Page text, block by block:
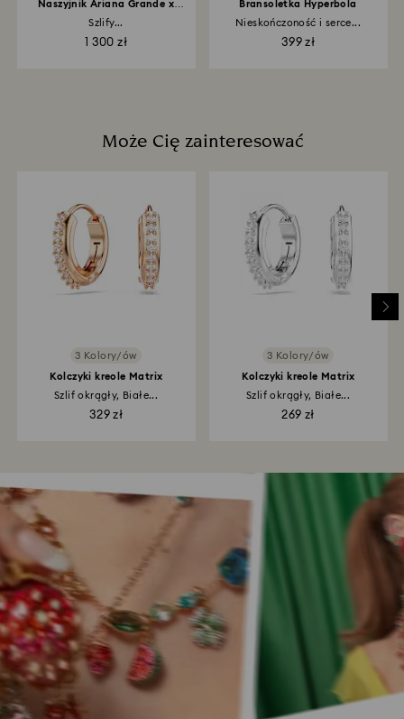
Naszyjnik Ariana Grande x
Szlify...
1 300 zł
Bransoletka Hyperbola
Nieskończoność i serce...
399 zł
Może Cię zainteresować
3 Kolory/ów
Kolczyki kreole Matrix
Szlif okrągły, Białe...
329 zł
3 Kolory/ów
Kolczyki kreole Matrix
Szlif okrągły, Białe...
269 zł